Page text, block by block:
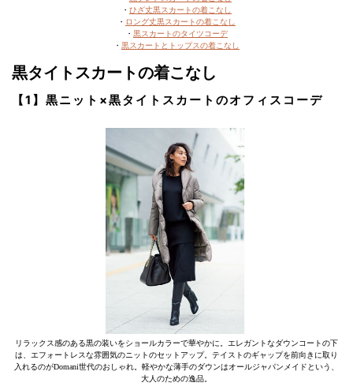
・ ひざ丈黒スカートの着こなし
・ ロング丈黒スカートの着こなし
・ 黒スカートのタイツコーデ
・ 黒スカートとトップスの着こなし
黒タイトスカートの着こなし
【1】黒ニット×黒タイトスカートのオフィスコーデ
リラックス感のある黒の装いをショールカラーで華やかに。エレガントなダウンコートの下
は、エフォートレスな雰囲気のニットのセットアップ。テイストのギャップを前向きに取り
入れるのがDomani世代のおしゃれ。軽やかな薄手のダウンはオールジャパンメイドという、
大人のための逸品。